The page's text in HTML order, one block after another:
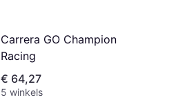
Carrera GO Champion
Racing
€ 64,27
5 winkels